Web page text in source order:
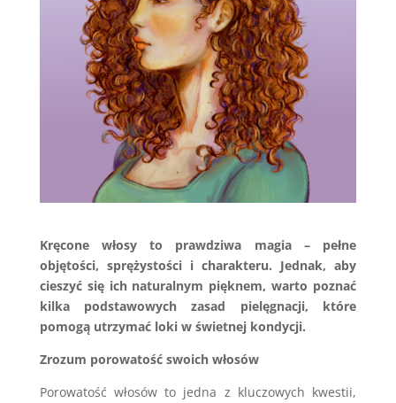
Kręcone włosy to prawdziwa magia – pełne
objętości, sprężystości i charakteru. Jednak, aby
cieszyć się ich naturalnym pięknem, warto poznać
kilka podstawowych zasad pielęgnacji, które
pomogą utrzymać loki w świetnej kondycji.
Zrozum porowatość swoich włosów
Porowatość włosów to jedna z kluczowych kwestii,